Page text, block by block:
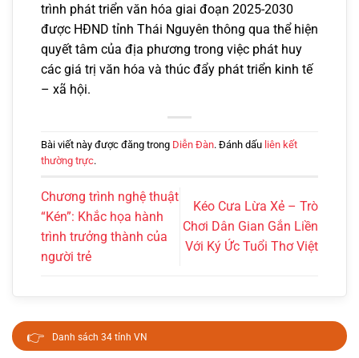
trình phát triển văn hóa giai đoạn 2025-2030
được HĐND tỉnh Thái Nguyên thông qua thể hiện
quyết tâm của địa phương trong việc phát huy
các giá trị văn hóa và thúc đẩy phát triển kinh tế
– xã hội.
Bài viết này được đăng trong Diễn Đàn. Đánh dấu liên kết
thường trực.
Chương trình nghệ thuật
“Kén”: Khắc họa hành
trình trưởng thành của
người trẻ
Kéo Cưa Lừa Xẻ – Trò
Chơi Dân Gian Gắn Liền
Với Ký Ức Tuổi Thơ Việt
👉 Danh sách 34 tỉnh VN